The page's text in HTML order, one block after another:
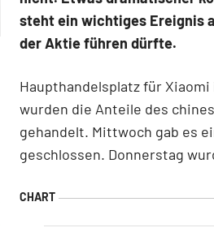
steht ein wichtiges Ereignis
der Aktie führen dürfte.
Haupthandelsplatz für
wurden die Anteile des
gehandelt. Mittwoch gab es
geschlossen. Donnerstag